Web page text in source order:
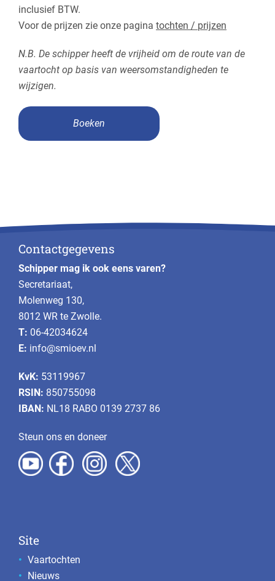
inclusief BTW.
Voor de prijzen zie onze pagina tochten / prijzen
N.B. De schipper heeft de vrijheid om de route van de
vaartocht op basis van weersomstandigheden te
wijzigen.
Boeken
Contactgegevens
Schipper mag ik ook eens varen?
Secretariaat,
Molenweg 130,
8012 WR te Zwolle.
T: 06-42034624
E: info@smioev.nl
KvK: 53119967
RSIN: 850755098
IBAN: NL18 RABO 0139 2737 86
Steun ons en doneer
Site
Vaartochten
Nieuws